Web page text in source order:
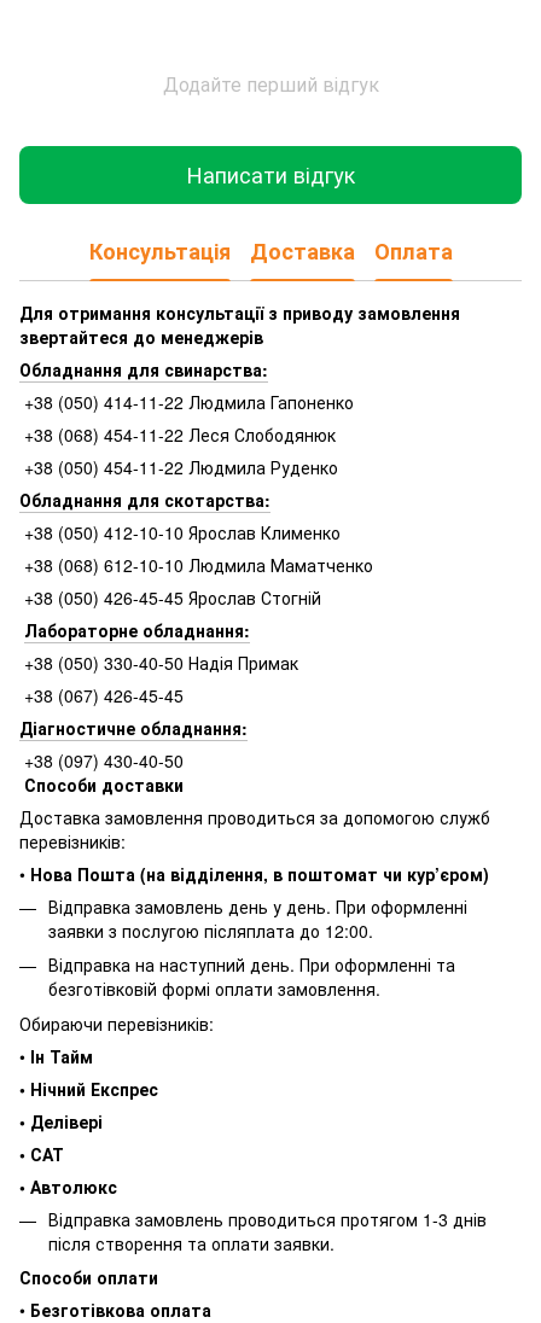
Додайте перший відгук
Написати відгук
Консультація Доставка Оплата
Для отримання консультації з приводу замовлення
звертайтеся до менеджерів
Обладнання для свинарства:
+38 (050) 414-11-22 Людмила Гапоненко
+38 (068) 454-11-22 Леся Слободянюк
+38 (050) 454-11-22 Людмила Руденко
Обладнання для скотарства:
+38 (050) 412-10-10 Ярослав Клименко
+38 (068) 612-10-10 Людмила Маматченко
+38 (050) 426-45-45 Ярослав Стогній
Лабораторне обладнання:
+38 (050) 330-40-50 Надія Примак
+38 (067) 426-45-45
Діагностичне обладнання:
+38 (097) 430-40-50
Способи доставки
Доставка замовлення проводиться за допомогою служб
перевізників:
• Нова Пошта (на відділення, в поштомат чи кур’єром)
Відправка замовлень день у день. При оформленні
заявки з послугою післяплата до 12:00.
Відправка на наступний день. При оформленні та
безготівковій формі оплати замовлення.
Обираючи перевізників:
• Ін Тайм
• Нічний Експрес
• Делівері
• САТ
• Автолюкс
Відправка замовлень проводиться протягом 1-3 днів
після створення та оплати заявки.
Способи оплати
• Безготівкова оплата